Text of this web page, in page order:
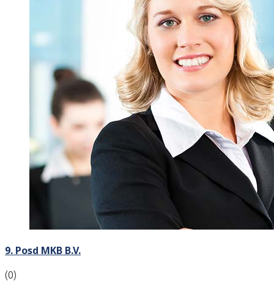
9. Posd MKB B.V.
(0)